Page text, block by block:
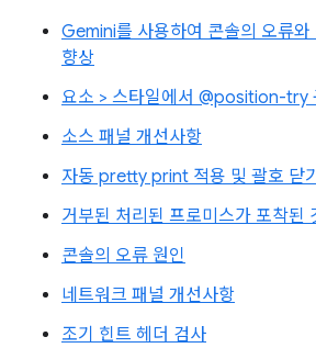
Gemini를 사용하여 콘솔의 오류와
향상
요소 > 스타일에서 @position-try
소스 패널 개선사항
자동 pretty print 적용 및 괄호 닫
거부된 처리된 프로미스가 포착된
콘솔의 오류 원인
네트워크 패널 개선사항
조기 힌트 헤더 검사